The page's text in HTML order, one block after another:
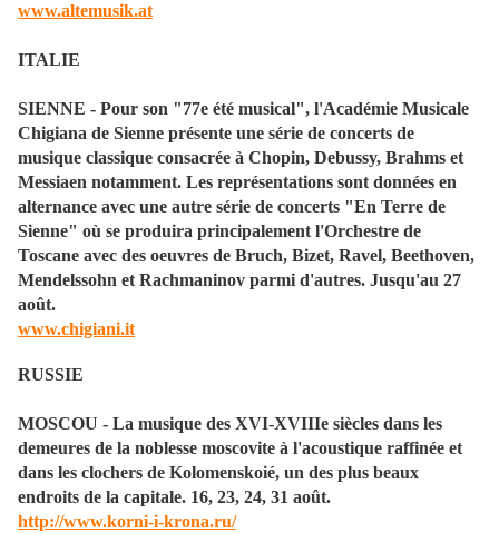
www.altemusik.at
ITALIE
SIENNE - Pour son "77e été musical", l'Académie Musicale
Chigiana de Sienne présente une série de concerts de
musique classique consacrée à Chopin, Debussy, Brahms et
Messiaen notamment. Les représentations sont données en
alternance avec une autre série de concerts "En Terre de
Sienne" où se produira principalement l'Orchestre de
Toscane avec des oeuvres de Bruch, Bizet, Ravel, Beethoven,
Mendelssohn et Rachmaninov parmi d'autres. Jusqu'au 27
août.
www.chigiani.it
RUSSIE
MOSCOU - La musique des XVI-XVIIIe siècles dans les
demeures de la noblesse moscovite à l'acoustique raffinée et
dans les clochers de Kolomenskoié, un des plus beaux
endroits de la capitale. 16, 23, 24, 31 août.
http://www.korni-i-krona.ru/